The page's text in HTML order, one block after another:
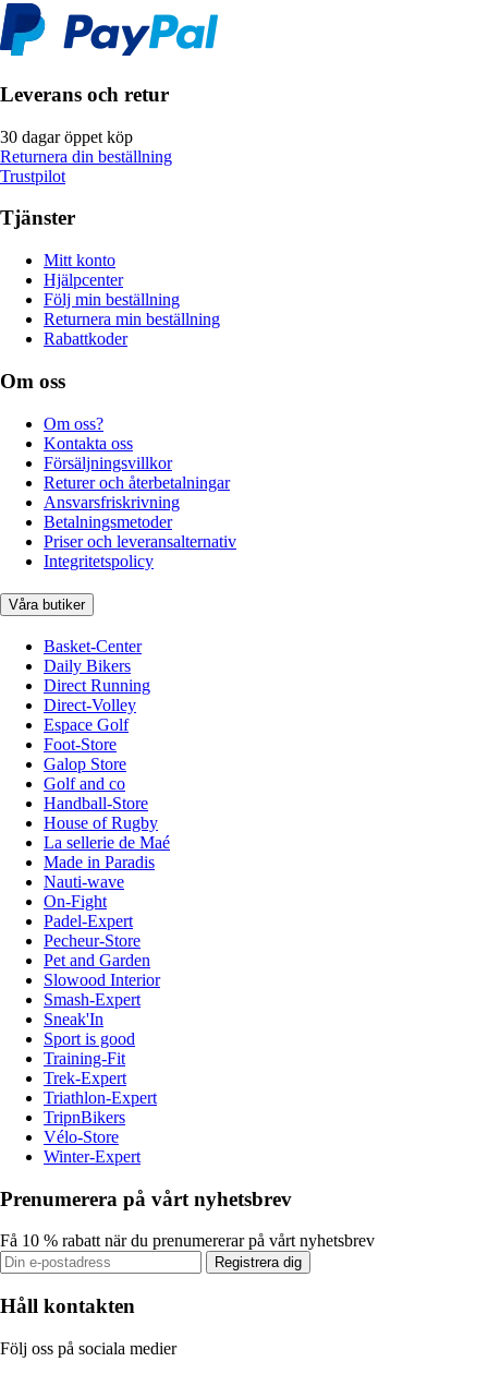
Leverans och retur
30 dagar öppet köp
Returnera din beställning
Trustpilot
Tjänster
Mitt konto
Hjälpcenter
Följ min beställning
Returnera min beställning
Rabattkoder
Om oss
Om oss?
Kontakta oss
Försäljningsvillkor
Returer och återbetalningar
Ansvarsfriskrivning
Betalningsmetoder
Priser och leveransalternativ
Integritetspolicy
Våra butiker
Basket-Center
Daily Bikers
Direct Running
Direct-Volley
Espace Golf
Foot-Store
Galop Store
Golf and co
Handball-Store
House of Rugby
La sellerie de Maé
Made in Paradis
Nauti-wave
On-Fight
Padel-Expert
Pecheur-Store
Pet and Garden
Slowood Interior
Smash-Expert
Sneak'In
Sport is good
Training-Fit
Trek-Expert
Triathlon-Expert
TripnBikers
Vélo-Store
Winter-Expert
Prenumerera på vårt nyhetsbrev
Få 10 % rabatt när du prenumererar på vårt nyhetsbrev
Registrera dig
Håll kontakten
Följ oss på sociala medier